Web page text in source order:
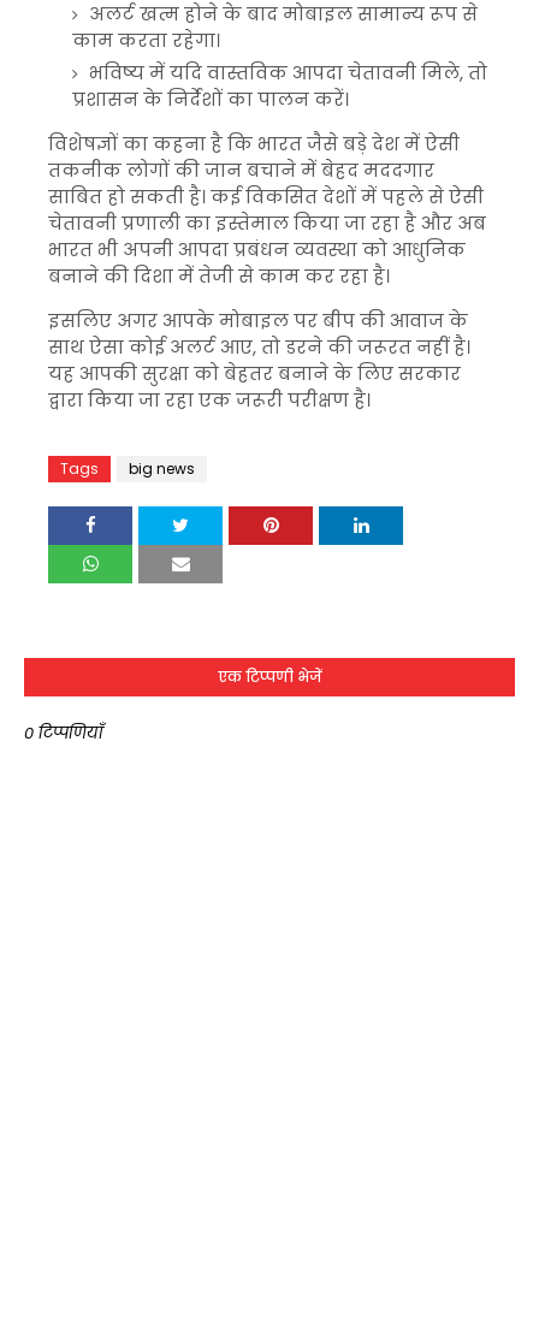
अलर्ट खत्म होने के बाद मोबाइल सामान्य रूप से
काम करता रहेगा।
भविष्य में यदि वास्तविक आपदा चेतावनी मिले, तो
प्रशासन के निर्देशों का पालन करें।
विशेषज्ञों का कहना है कि भारत जैसे बड़े देश में ऐसी
तकनीक लोगों की जान बचाने में बेहद मददगार
साबित हो सकती है। कई विकसित देशों में पहले से ऐसी
चेतावनी प्रणाली का इस्तेमाल किया जा रहा है और अब
भारत भी अपनी आपदा प्रबंधन व्यवस्था को आधुनिक
बनाने की दिशा में तेजी से काम कर रहा है।
इसलिए अगर आपके मोबाइल पर बीप की आवाज के
साथ ऐसा कोई अलर्ट आए, तो डरने की जरूरत नहीं है।
यह आपकी सुरक्षा को बेहतर बनाने के लिए सरकार
द्वारा किया जा रहा एक जरूरी परीक्षण है।
Tags big news
एक टिप्पणी भेजें
0 टिप्पणियाँ